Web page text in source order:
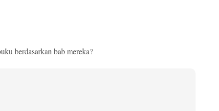
berdasarkan bab mereka?